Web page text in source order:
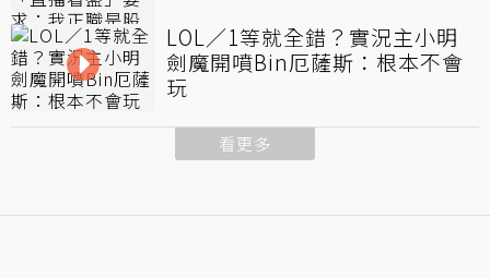
LOL／1等就全錯？實況主小明
劍魔開噴Bin厄薩斯：根本不會
玩
看更多